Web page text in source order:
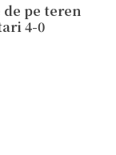
pe teren
4-0